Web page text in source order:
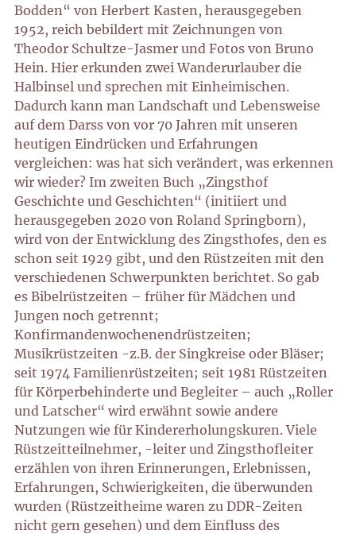
Bodden“ von Herbert Kasten, herausgegeben
1952, reich bebildert mit Zeichnungen von
Theodor Schultze-Jasmer und Fotos von Bruno
Hein. Hier erkunden zwei Wanderurlauber die
Halbinsel und sprechen mit Einheimischen.
Dadurch kann man Landschaft und Lebensweise
auf dem Darss von vor 70 Jahren mit unseren
heutigen Eindrücken und Erfahrungen
vergleichen: was hat sich verändert, was erkennen
wir wieder? Im zweiten Buch „Zingsthof
Geschichte und Geschichten“ (initiiert und
herausgegeben 2020 von Roland Springborn),
wird von der Entwicklung des Zingsthofes, den es
schon seit 1929 gibt, und den Rüstzeiten mit den
verschiedenen Schwerpunkten berichtet. So gab
es Bibelrüstzeiten – früher für Mädchen und
Jungen noch getrennt;
Konfirmandenwochenendrüstzeiten;
Musikrüstzeiten -z.B. der Singkreise oder Bläser;
seit 1974 Familienrüstzeiten; seit 1981 Rüstzeiten
für Körperbehinderte und Begleiter – auch „Roller
und Latscher“ wird erwähnt sowie andere
Nutzungen wie für Kindererholungskuren. Viele
Rüstzeitteilnehmer, -leiter und Zingsthofleiter
erzählen von ihren Erinnerungen, Erlebnissen,
Erfahrungen, Schwierigkeiten, die überwunden
wurden (Rüstzeitheime waren zu DDR-Zeiten
nicht gern gesehen) und dem Einfluss des